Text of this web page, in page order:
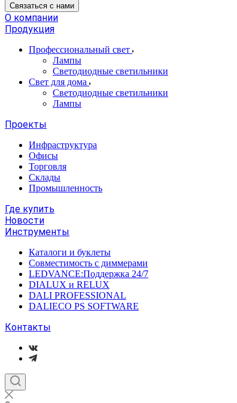
Связаться с нами
О компании
Продукция
Профессиональный свет
Лампы
Светодиодные светильники
Свет для дома
Светодиодные светильники
Лампы
Проекты
Инфраструктура
Офисы
Торговля
Склады
Промышленность
Где купить
Новости
Инструменты
Каталоги и буклеты
Совместимость с диммерами
LEDVANCE:Поддержка 24/7
DIALUX и RELUX
DALI PROFESSIONAL
DALIECO PS SOFTWARE
Контакты